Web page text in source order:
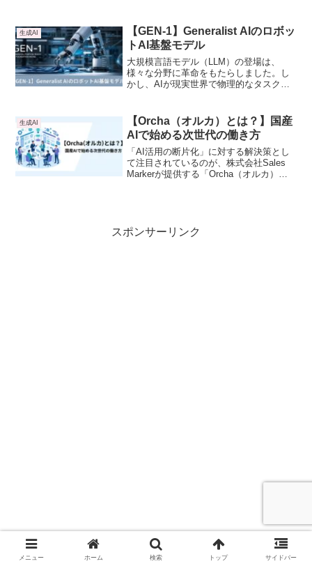
LLMの概念を覆すほどの進化を遂げたと
言われています。
生成AI
【GEN-1】Generalist AIのロボッ
トAI基盤モデル
大規模言語モデル（LLM）の登場は、
様々な分野に革命をもたらしました。し
かし、AIが現実世界で物理的なタスクを
題が残されています。そのような中、
Generalist AIが発表したロボットAI基盤
モデル「GEN-1」は、この分野における
画期的な進歩として注目を集めていま
す。そこで本記事では、GEN-1がどのよ
うなモデルであり、その能力、訓練方
生成AI
【Orcha（オルカ）とは？】国産
AIで始める次世代の働き方
「AI活用の断片化」に対する解決策とし
て注目されているのが、株式会社Sales
Markerが提供する「Orcha（オルカ）」
では、Orchaの概要と背景、主な機能と特
徴、具体的な活用シーン、導入時の活用
スポンサーリンク
メニュー ホーム 検索 トップ サイドバー